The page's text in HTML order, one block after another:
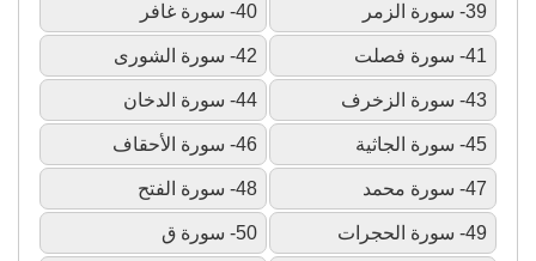
39- سورة الزمر 40- سورة غافر
41- سورة فصلت 42- سورة الشورى
43- سورة الزخرف 44- سورة الدخان
45- سورة الجاثية 46- سورة الأحقاف
47- سورة محمد 48- سورة الفتح
49- سورة الحجرات 50- سورة ق